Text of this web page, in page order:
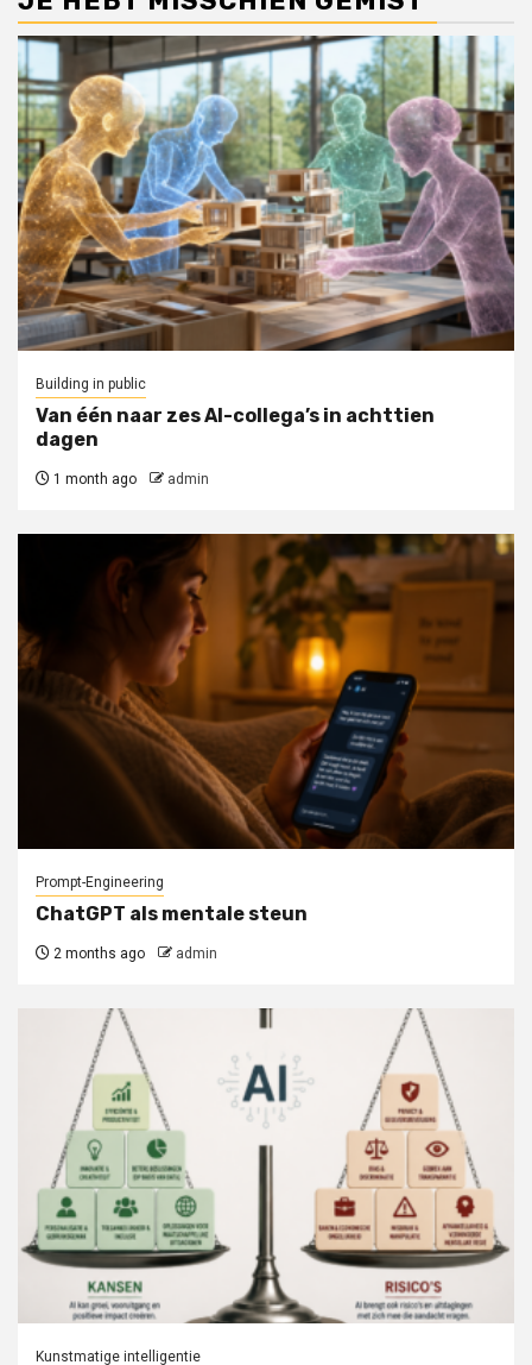
Building in public
Van één naar zes AI-collega’s in achttien
dagen
1 month ago admin
Prompt-Engineering
ChatGPT als mentale steun
2 months ago admin
Kunstmatige intelligentie